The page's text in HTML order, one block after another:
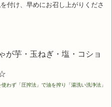
付け、早めにお召し上がりくださ
芋・玉ねぎ・塩・コショ
わず「圧搾法」で油を搾り「湯洗い洗浄法」